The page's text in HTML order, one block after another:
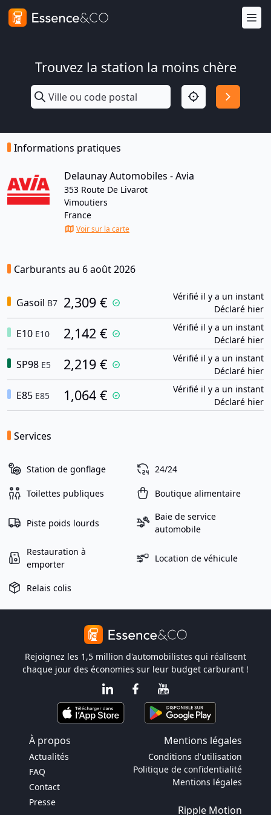
Trouvez la station la moins chère
Informations pratiques
Delaunay Automobiles - Avia
353 Route De Livarot
Vimoutiers
France
Voir sur la carte
Carburants au 6 août 2026
Gasoil B7 2,309 €
Vérifié il y a un instant
Déclaré hier
E10 E10 2,142 €
Vérifié il y a un instant
Déclaré hier
SP98 E5 2,219 €
Vérifié il y a un instant
Déclaré hier
E85 E85 1,064 €
Vérifié il y a un instant
Déclaré hier
Services
Station de gonflage 24/24
Toilettes publiques Boutique alimentaire
Piste poids lourds
Baie de service
automobile
Restauration à
emporter
Location de véhicule
Relais colis
Rejoignez les 1,5 million d'automobilistes qui réalisent
chaque jour des économies sur leur budget carburant !
À propos Mentions légales
Actualités
FAQ
Contact
Presse
Conditions d'utilisation
Politique de confidentialité
Mentions légales
Ripple Motion